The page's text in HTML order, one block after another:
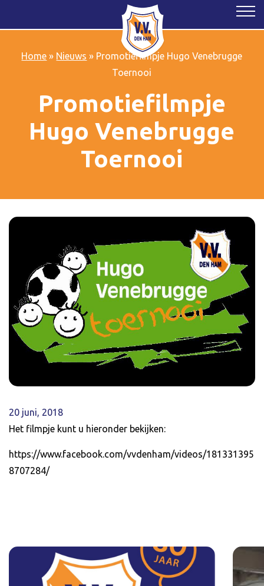
Home » Nieuws » Promotiefilmpje Hugo Venebrugge
Toernooi
Promotiefilmpje
Hugo Venebrugge
Toernooi
20 juni, 2018
Het filmpje kunt u hieronder bekijken:
https://www.facebook.com/vvdenham/videos/181331395
8707284/